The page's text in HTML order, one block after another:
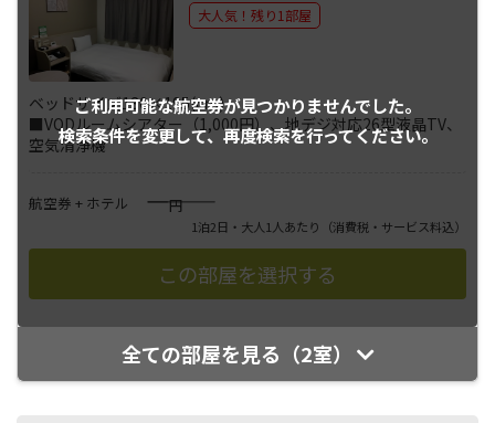
ご利用可能な航空券が見つかりませんでした。
検索条件を変更して、再度検索を行ってください。
大人気！残り1部屋
ベッドサイズ130×195(cm)
■VODルームシアター（1,000円）、地デジ対応26型液晶TV、
空気清浄機
航空券 + ホテル ――――円
1泊2日・大人1人あたり （消費税・サービス料込）
全ての部屋を見る（2室）